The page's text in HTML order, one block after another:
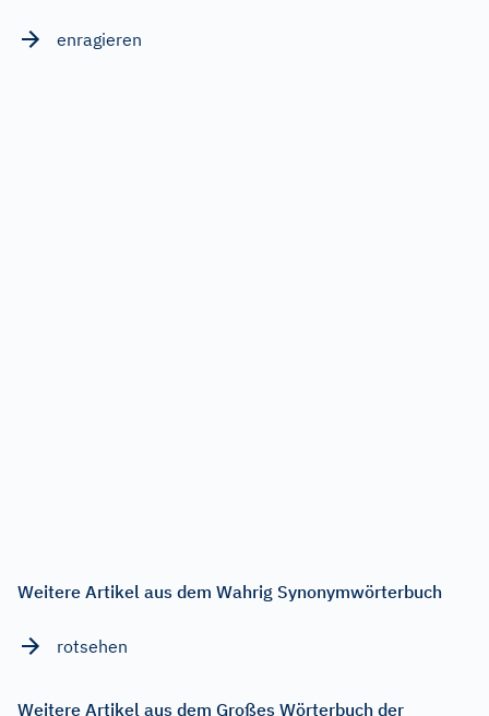
enragieren
Weitere Artikel aus dem Wahrig Synonymwörterbuch
rotsehen
Weitere Artikel aus dem Großes Wörterbuch der